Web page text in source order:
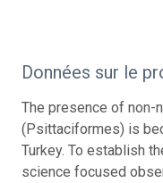
Données sur le
The presence of non-
(Psittaciformes) is
Turkey. To establish
science focused